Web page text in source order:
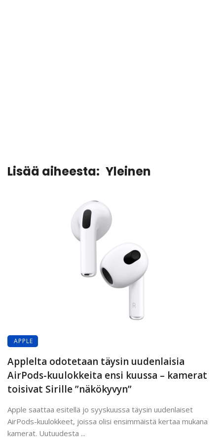
Lisää aiheesta: Yleinen
APPLE
Applelta odotetaan täysin uudenlaisia
AirPods-kuulokkeita ensi kuussa – kamerat
toisivat Sirille ”näkökyvyn”
Apple saattaa esitellä jo syyskuussa täysin uudenlaiset
AirPods-kuulokkeet, joissa olisi ensimmäistä kertaa mukana
kamerat. Uutuudesta ...